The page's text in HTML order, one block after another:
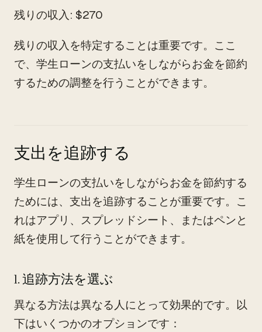
残りの収入: $270
残りの収入を特定することは重要です。ここ
で、学生ローンの支払いをしながらお金を節約
するための調整を行うことができます。
支出を追跡する
学生ローンの支払いをしながらお金を節約する
ためには、支出を追跡することが重要です。こ
れはアプリ、スプレッドシート、またはペンと
紙を使用して行うことができます。
1. 追跡方法を選ぶ
異なる方法は異なる人にとって効果的です。以
下はいくつかのオプションです：